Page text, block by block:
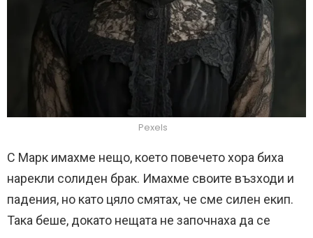
Pexels
С Марк имахме нещо, което повечето хора биха
нарекли солиден брак. Имахме своите възходи и
падения, но като цяло смятах, че сме силен екип.
Така беше, докато нещата не започнаха да се